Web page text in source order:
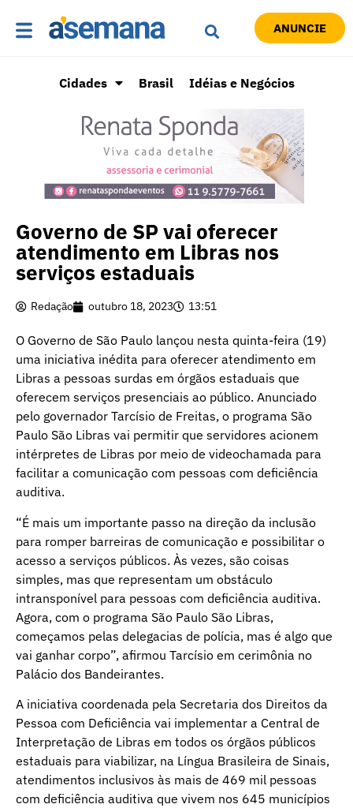
ANUNCIE
Cidades Brasil Idéias e Negócios
Governo de SP vai oferecer
atendimento em Libras nos
serviços estaduais
Redação outubro 18, 2023 13:51
O Governo de São Paulo lançou nesta quinta-feira (19)
uma iniciativa inédita para oferecer atendimento em
Libras a pessoas surdas em órgãos estaduais que
oferecem serviços presenciais ao público. Anunciado
pelo governador Tarcísio de Freitas, o programa São
Paulo São Libras vai permitir que servidores acionem
intérpretes de Libras por meio de videochamada para
facilitar a comunicação com pessoas com deficiência
auditiva.
“É mais um importante passo na direção da inclusão
para romper barreiras de comunicação e possibilitar o
acesso a serviços públicos. Às vezes, são coisas
simples, mas que representam um obstáculo
intransponível para pessoas com deficiência auditiva.
Agora, com o programa São Paulo São Libras,
começamos pelas delegacias de polícia, mas é algo que
vai ganhar corpo”, afirmou Tarcísio em cerimônia no
Palácio dos Bandeirantes.
A iniciativa coordenada pela Secretaria dos Direitos da
Pessoa com Deficiência vai implementar a Central de
Interpretação de Libras em todos os órgãos públicos
estaduais para viabilizar, na Língua Brasileira de Sinais,
atendimentos inclusivos às mais de 469 mil pessoas
com deficiência auditiva que vivem nos 645 municípios